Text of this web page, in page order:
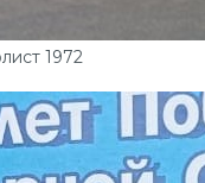
1972